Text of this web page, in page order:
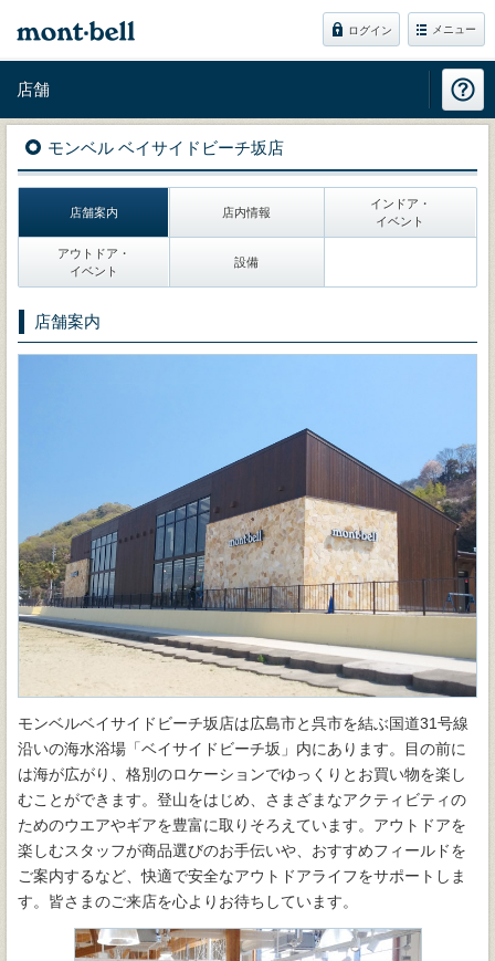
ログイン メニュー
店舗
モンベル ベイサイドビーチ坂店
店舗案内 店内情報
インドア・
イベント
アウトドア・
イベント
設備
店舗案内
モンベルベイサイドビーチ坂店は広島市と呉市を結ぶ国道31号線
沿いの海水浴場「ベイサイドビーチ坂」内にあります。目の前に
は海が広がり、格別のロケーションでゆっくりとお買い物を楽し
むことができます。登山をはじめ、さまざまなアクティビティの
ためのウエアやギアを豊富に取りそろえています。アウトドアを
楽しむスタッフが商品選びのお手伝いや、おすすめフィールドを
ご案内するなど、快適で安全なアウトドアライフをサポートしま
す。皆さまのご来店を心よりお待ちしています。